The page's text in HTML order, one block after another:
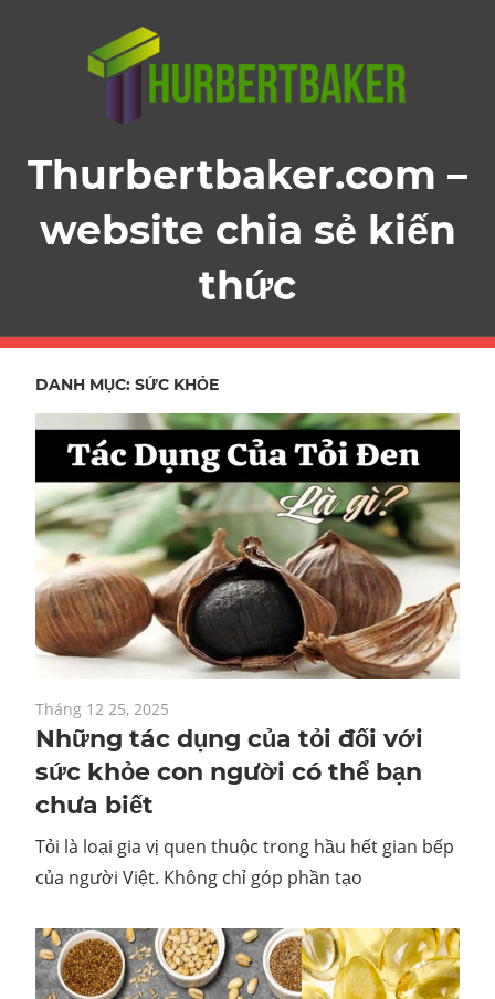
Thurbertbaker.com –
website chia sẻ kiến
thức
DANH MỤC: SỨC KHỎE
Tháng 12 25, 2025
Những tác dụng của tỏi đối với
sức khỏe con người có thể bạn
chưa biết
Tỏi là loại gia vị quen thuộc trong hầu hết gian bếp
của người Việt. Không chỉ góp phần tạo